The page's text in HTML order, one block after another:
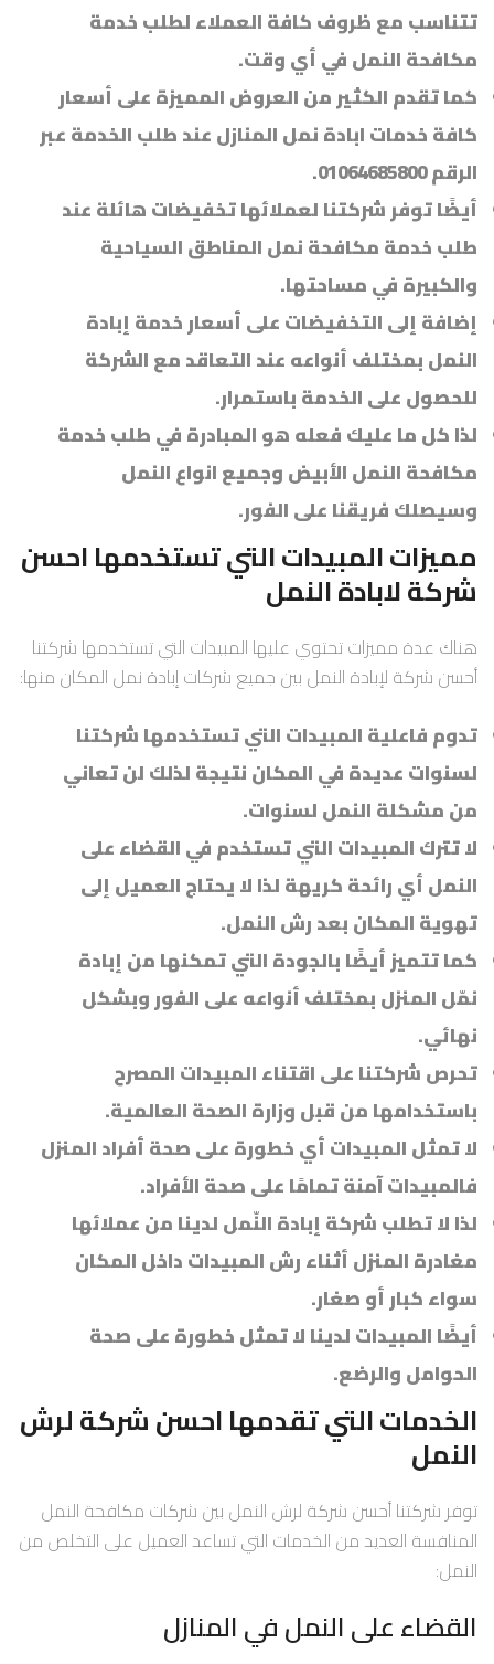
تتناسب مع ظروف كافة العملاء لطلب خدمة
مكافحة النمل في أي وقت.
كما تقدم الكثير من العروض المميزة على أسعار
كافة خدمات ابادة نمل المنازل عند طلب الخدمة عبر
الرقم 01064685800.
أيضًا توفر شركتنا لعملائها تخفيضات هائلة عند
طلب خدمة مكافحة نمل المناطق السياحية
والكبيرة في مساحتها.
إضافة إلى التخفيضات على أسعار خدمة إبادة
النمل بمختلف أنواعه عند التعاقد مع الشركة
للحصول على الخدمة باستمرار.
لذا كل ما عليك فعله هو المبادرة في طلب خدمة
مكافحة النمل الأبيض وجميع انواع النمل
وسيصلك فريقنا على الفور.
مميزات المبيدات التي تستخدمها احسن
شركة لابادة النمل
هناك عدة مميزات تحتوي عليها المبيدات التي تستخدمها شركتنا
أحسن شركة لإبادة النمل بين جميع شركات إبادة نمل المكان منها:
تدوم فاعلية المبيدات التي تستخدمها شركتنا
لسنوات عديدة في المكان نتيجة لذلك لن تعاني
من مشكلة النمل لسنوات.
لا تترك المبيدات التي تستخدم في القضاء على
النمل أي رائحة كريهة لذا لا يحتاج العميل إلى
تهوية المكان بعد رش النمل.
كما تتميز أيضًا بالجودة التي تمكنها من إبادة
نمّل المنزل بمختلف أنواعه على الفور وبشكل
نهائي.
تحرص شركتنا على اقتناء المبيدات المصرح
باستخدامها من قبل وزارة الصحة العالمية.
لا تمثل المبيدات أي خطورة على صحة أفراد المنزل
فالمبيدات آمنة تمامًا على صحة الأفراد.
لذا لا تطلب شركة إبادة النّمل لدينا من عملائها
مغادرة المنزل أثناء رش المبيدات داخل المكان
سواء كبار أو صغار.
أيضًا المبيدات لدينا لا تمثل خطورة على صحة
الحوامل والرضع.
الخدمات التي تقدمها احسن شركة لرش
النمل
توفر شركتنا أحسن شركة لرش النمل بين شركات مكافحة النمل
المنافسة العديد من الخدمات التي تساعد العميل على التخلص من
النمل:
القضاء على النمل في المنازل